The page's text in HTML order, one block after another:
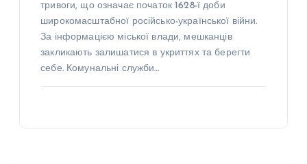
тривоги, що означає початок 1628-ї доби
широкомасштабної російсько-української війни.
За інформацією міської влади, мешканців
закликають залишатися в укриттях та берегти
себе. Комунальні служби…